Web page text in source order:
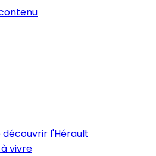
découvrir l'Hérault
vivre